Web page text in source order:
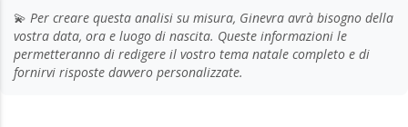
💫 Per creare questa analisi su misura, Ginevra avrà bisogno della
vostra data, ora e luogo di nascita. Queste informazioni le
permetteranno di redigere il vostro tema natale completo e di
fornirvi risposte davvero personalizzate.